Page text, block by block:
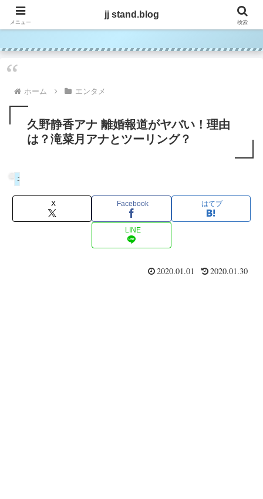
jj stand.blog
ホーム エンタメ
久野静香アナ 離婚報道がヤバい！理由
は？滝菜月アナとツーリング？
エンタメ
X Facebook はてブ
LINE
2020.01.01 2020.01.30
メニュー
jj stand.blog
検索